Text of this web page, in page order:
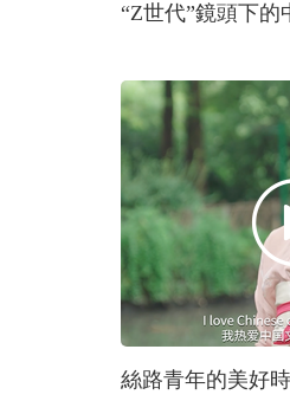
“Z世代”鏡頭下的
絲路青年的美好